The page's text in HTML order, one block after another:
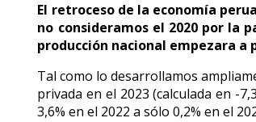
El retroceso de la economía
no consideramos el 2020 por la
producción nacional empezara a
Tal como lo desarrollamos
privada en el 2023 (calculada en -
3,6% en el 2022 a sólo 0,2% en el